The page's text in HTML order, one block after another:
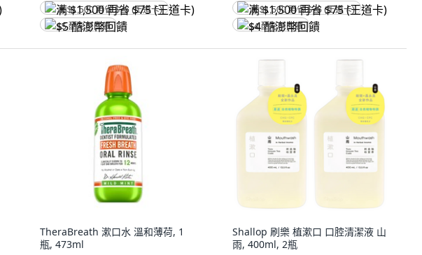
满 $1,500 再省 $75 (王道卡)
$5 酷澎幣回饋
满 $1,500 再省 $75 (王道卡)
$4 酷澎幣回饋
TheraBreath 漱口水 溫和薄荷, 1
瓶, 473ml
Shallop 刷樂 植漱口 口腔清潔液 山
雨, 400ml, 2瓶